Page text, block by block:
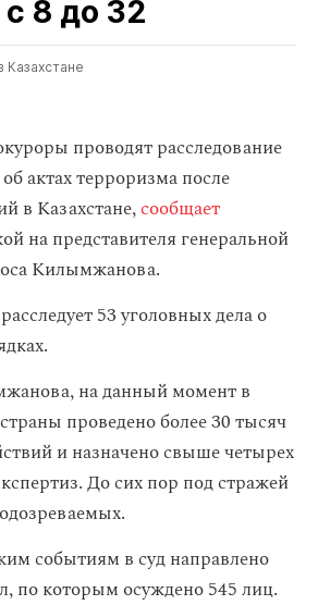
8 до 32
Казахстане
проводят расследование
актах терроризма после
в Казахстане,сообщает
на представителя генеральной
Килымжанова.
53 уголовных дела о
на данный момент в
проведено более 30 тысяч
и назначено свыше четырех
До сих пор под стражей
событиям в суд направлено
по которым осуждено 545 лиц.